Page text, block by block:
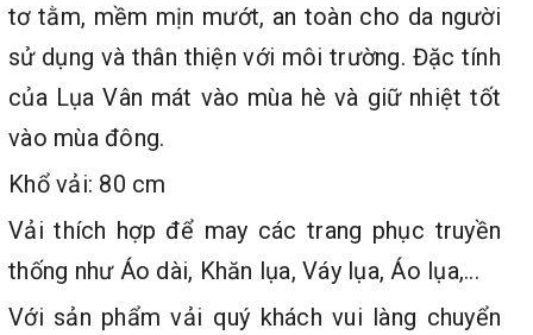
tơ tằm, mềm mịn mướt, an toàn cho da người
sử dụng và thân thiện với môi trường. Đặc tính
của Lụa Vân mát vào mùa hè và giữ nhiệt tốt
vào mùa đông.
Khổ vải: 80 cm
Vải thích hợp để may các trang phục truyền
thống như Áo dài, Khăn lụa, Váy lụa, Áo lụa,...
Với sản phẩm vải quý khách vui làng chuyển